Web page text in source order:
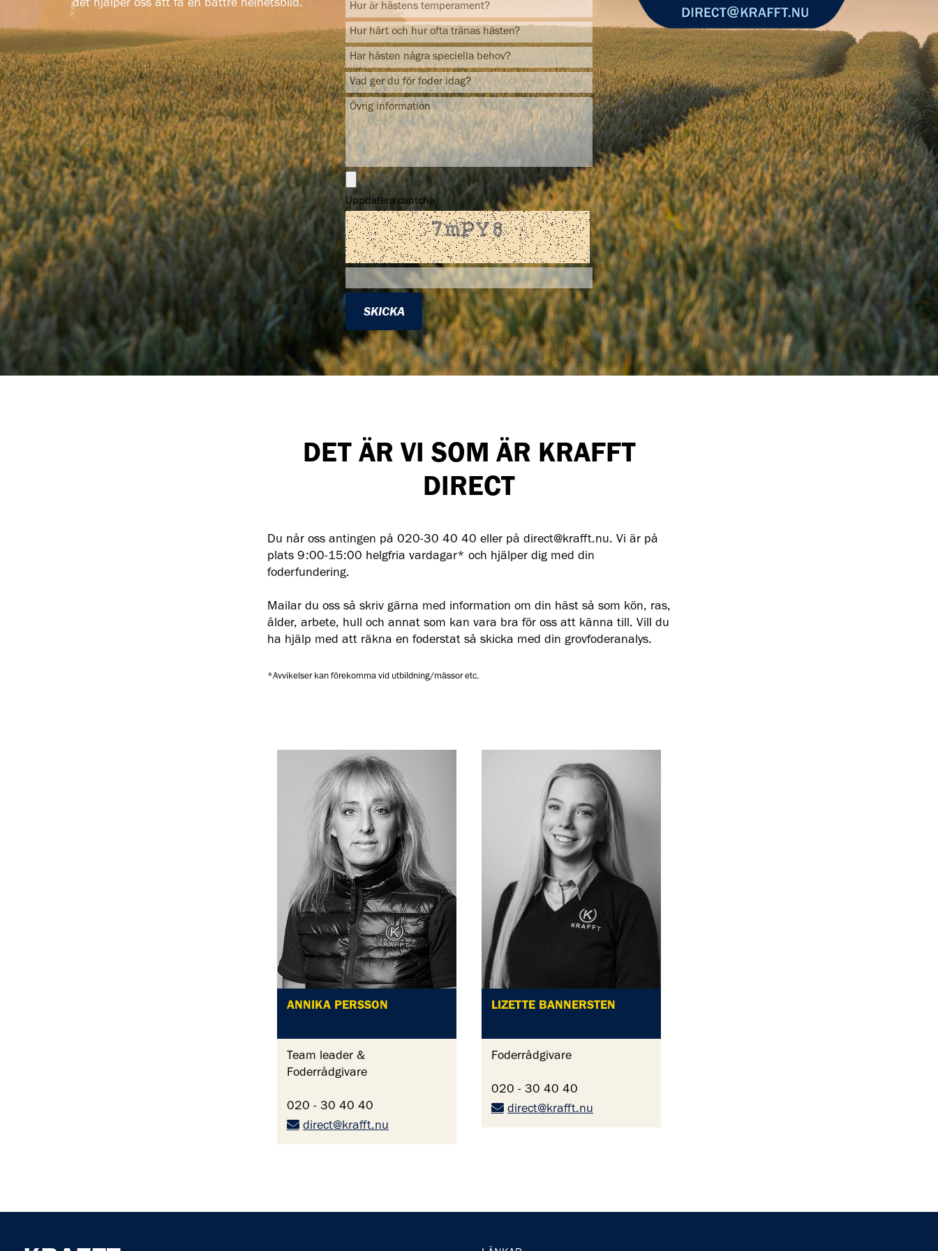
det hjälper oss att få en bättre helhetsbild.
Uppdatera captcha
SKICKA
DET ÄR VI SOM ÄR KRAFFT
DIRECT
Du når oss antingen på 020-30 40 40 eller på direct@krafft.nu. Vi är på
plats 9:00-15:00 helgfria vardagar* och hjälper dig med din
foderfundering.
Mailar du oss så skriv gärna med information om din häst så som kön, ras,
ålder, arbete, hull och annat som kan vara bra för oss att känna till. Vill du
ha hjälp med att räkna en foderstat så skicka med din grovfoderanalys.
*Avvikelser kan förekomma vid utbildning/mässor etc.
ANNIKA PERSSON
Team leader &
Foderrådgivare
020 - 30 40 40
direct@krafft.nu
LIZETTE BANNERSTEN
Foderrådgivare
020 - 30 40 40
direct@krafft.nu